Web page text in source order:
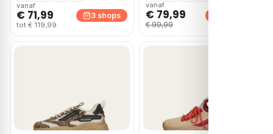
vanaf
€ 71,99
tot € 119,99
3 shops
vanaf
€ 79,99
€ 99,99